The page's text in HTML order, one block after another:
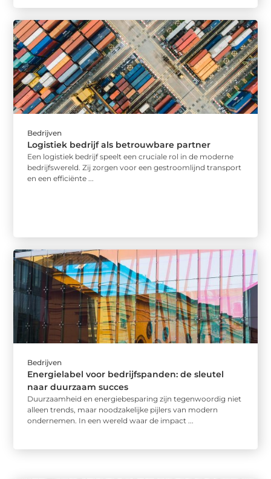
Bedrijven
Logistiek bedrijf als betrouwbare partner
Een logistiek bedrijf speelt een cruciale rol in de moderne
bedrijfswereld. Zij zorgen voor een gestroomlijnd transport
en een efficiënte ...
Bedrijven
Energielabel voor bedrijfspanden: de sleutel
naar duurzaam succes
Duurzaamheid en energiebesparing zijn tegenwoordig niet
alleen trends, maar noodzakelijke pijlers van modern
ondernemen. In een wereld waar de impact ...